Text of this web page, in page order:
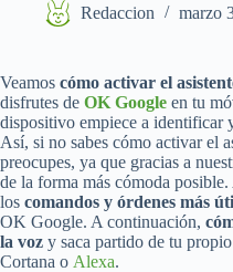
Redaccion marzo
Veamos cómo activar el
disfrutes de OK Google en tu
dispositivo empiece a identificar
Así, si no sabes cómo activar el
preocupes, ya que gracias a
de la forma más cómoda
los comandos y órdenes más
OK Google. A continuación,
la voz y saca partido de tu
Cortana o Alexa.